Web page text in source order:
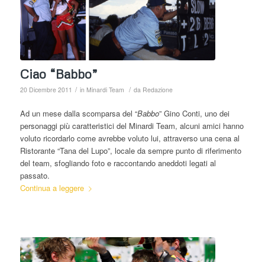
Ciao “Babbo”
20 Dicembre 2011 / in Minardi Team / da Redazione
Ad un mese dalla scomparsa del “Babbo” Gino Conti, uno dei
personaggi più caratteristici del Minardi Team, alcuni amici hanno
voluto ricordarlo come avrebbe voluto lui, attraverso una cena al
Ristorante “Tana del Lupo”, locale da sempre punto di riferimento
del team, sfogliando foto e raccontando aneddoti legati al
passato.
Continua a leggere